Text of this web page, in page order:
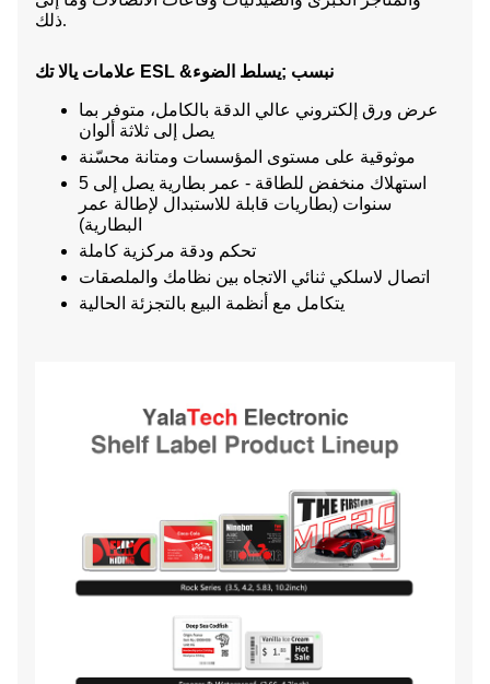
ذلك.
علامات يالا تك ESL &نبسب ;يسلط الضوء
عرض ورق إلكتروني عالي الدقة بالكامل، متوفر بما
يصل إلى ثلاثة ألوان
موثوقية على مستوى المؤسسات ومتانة محسّنة
استهلاك منخفض للطاقة - عمر بطارية يصل إلى 5
سنوات (بطاريات قابلة للاستبدال لإطالة عمر
البطارية)
تحكم ودقة مركزية كاملة
اتصال لاسلكي ثنائي الاتجاه بين نظامك والملصقات
يتكامل مع أنظمة البيع بالتجزئة الحالية